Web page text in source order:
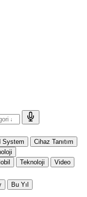
System
Cihaz Tanıtım
Teknoloji
Video
Bu Yıl